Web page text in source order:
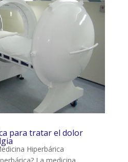
para tratar el dolor
Hiperbárica